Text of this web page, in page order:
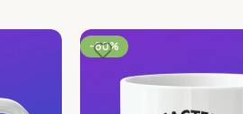
-60%